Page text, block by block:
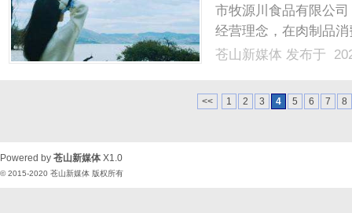
市牧源川食品有限公
经营理念，在肉制品
肉制品品牌。优质食
然牧草为食、饮用雪
苍山新媒体 发布于
<< 1 2 3 4 5 6 7 8
Powered by 苍山新媒体 X1.0
© 2015-2020 苍山新媒体 版权所有